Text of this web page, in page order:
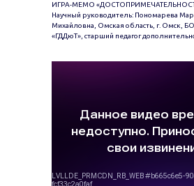
ИГРА-МЕМО
Научный руководитель: Пономарева
Михайловна, Омская область, г. Омск,
«ГДДюТ», старший педагог